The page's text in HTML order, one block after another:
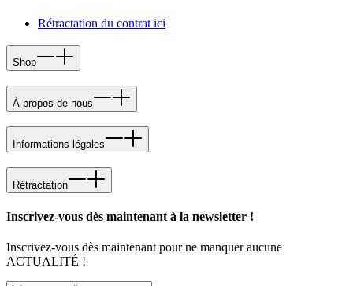
Rétractation du contrat ici
Shop
À propos de nous
Informations légales
Rétractation
Inscrivez-vous dès maintenant à la newsletter !
Inscrivez-vous dès maintenant pour ne manquer aucune
ACTUALITÉ !